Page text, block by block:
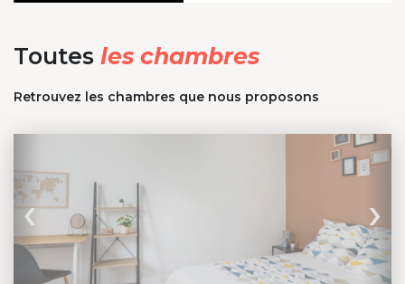
Toutes les chambres
Retrouvez les chambres que nous proposons
‹ ›